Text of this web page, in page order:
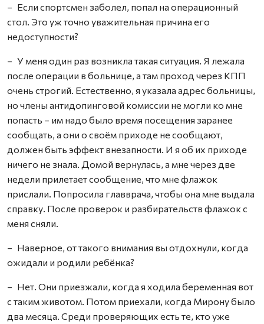
– Если спортсмен заболел, попал на операционный
стол. Это уж точно уважительная причина его
недоступности?
– У меня один раз возникла такая ситуация. Я лежала
после операции в больнице, а там проход через КПП
очень строгий. Естественно, я указала адрес больницы,
но члены антидопинговой комиссии не могли ко мне
попасть – им надо было время посещения заранее
сообщать, а они о своём приходе не сообщают,
должен быть эффект внезапности. И я об их приходе
ничего не знала. Домой вернулась, а мне через две
недели прилетает сообщение, что мне флажок
прислали. Попросила главврача, чтобы она мне выдала
справку. После проверок и разбирательств флажок с
меня сняли.
– Наверное, от такого внимания вы отдохнули, когда
ожидали и родили ребёнка?
– Нет. Они приезжали, когда я ходила беременная вот
с таким животом. Потом приехали, когда Мирону было
два месяца. Среди проверяющих есть те, кто уже